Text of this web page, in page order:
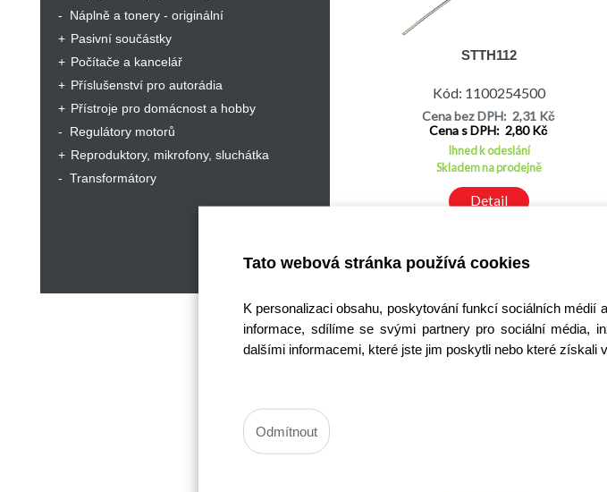
Tato webová stránka používá cookies
K personalizaci obsahu, poskytování funkcí sociálních
informace, sdílíme se svými partnery pro sociální média,
dalšími informacemi, které jste jim poskytli nebo které získali
Odmítnout
Náplně a tonery - originální
Pasivní součástky
Počítače a kancelář
Příslušenství pro autorádia
Přístroje pro domácnost a hobby
Regulátory motorů
Reproduktory, mikrofony, sluchátka
Transformátory
STTH112
Kód: 1100254500
Cena bez DPH: 2,31 Kč
Cena s DPH: 2,80 Kč
Ihned k odeslání
Skladem na prodejně
Detail